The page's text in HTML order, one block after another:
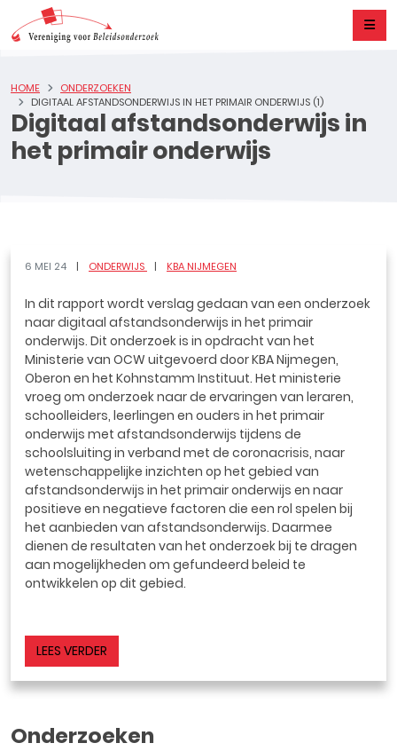
Digitaal afstandsonderwijs in
het primair onderwijs
HOME
ONDERZOEKEN
DIGITAAL AFSTANDSONDERWIJS IN HET PRIMAIR ONDERWIJS (1)
6 MEI 24 ONDERWIJS KBA NIJMEGEN
In dit rapport wordt verslag gedaan van een onderzoek
naar digitaal afstandsonderwijs in het primair
onderwijs. Dit onderzoek is in opdracht van het
Ministerie van OCW uitgevoerd door KBA Nijmegen,
Oberon en het Kohnstamm Instituut. Het ministerie
vroeg om onderzoek naar de ervaringen van leraren,
schoolleiders, leerlingen en ouders in het primair
onderwijs met afstandsonderwijs tijdens de
schoolsluiting in verband met de coronacrisis, naar
wetenschappelijke inzichten op het gebied van
afstandsonderwijs in het primair onderwijs en naar
positieve en negatieve factoren die een rol spelen bij
het aanbieden van afstandsonderwijs. Daarmee
dienen de resultaten van het onderzoek bij te dragen
aan mogelijkheden om gefundeerd beleid te
ontwikkelen op dit gebied.
LEES VERDER
Onderzoeken